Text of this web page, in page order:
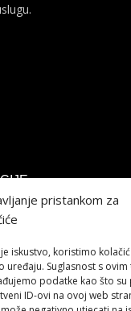
pristankom za
iskustvo, koristimo
Suglasnost s
podatke kao što su
ID-ovi na ovoj web
sporova